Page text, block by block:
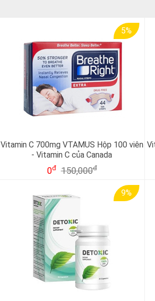
5%
Vitamin C 700mg VTAMUS Hộp 100 viên
- Vitamin C của Canada
0đ 150,000đ
9%